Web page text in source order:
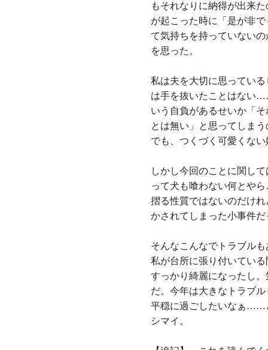
もそれなりに納得が出来
が起こった時に「是が非
て気持ちを持っていない
を思った。
私は夫を大切に思ってい
は手を抜いたことはない
いう自負があるせいか「
とは無い」と思ってしま
でも、つくづく可愛くな
しかし今回のことに関し
って犬も喰わない何とや
摺る性質ではないのだけ
かされてしまった小事件だ
そんなこんなでトラブル
私が台所に張り付いてい
すっかり綺麗になったし
だ。今年は大きなトラブ
平穏に過ごしたいなぁ……
シマイ。